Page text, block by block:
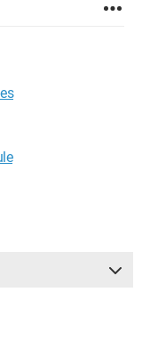
autre "Lieu" et
=> dans la
pour que chaque